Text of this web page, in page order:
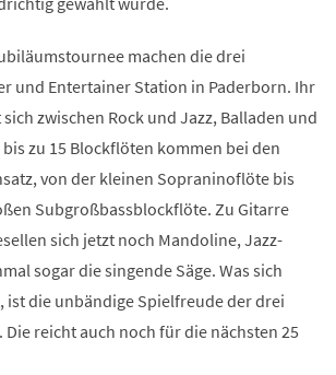
machen die drei
und Entertainer Station in Paderborn. Ihr
zwischen Rock und Jazz, Balladen und
zu 15 Blockflöten kommen bei den
von der kleinen Sopraninoflöte bis
Subgroßbassblockflöte. Zu Gitarre
sich jetzt noch Mandoline, Jazz-
sogar die singende Säge. Was sich
ist die unbändige Spielfreude der drei
reicht auch noch für die nächsten 25